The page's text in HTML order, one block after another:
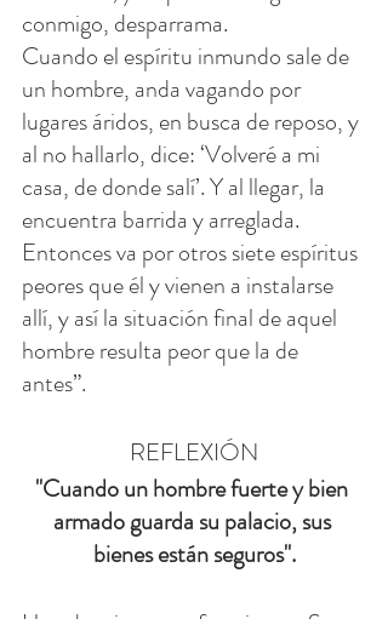
conmigo, desparrama.
Cuando el espíritu inmundo sale de
un hombre, anda vagando por
lugares áridos, en busca de reposo, y
al no hallarlo, dice: ‘Volveré a mi
casa, de donde salí’. Y al llegar, la
encuentra barrida y arreglada.
Entonces va por otros siete espíritus
peores que él y vienen a instalarse
allí, y así la situación final de aquel
hombre resulta peor que la de
antes”.
REFLEXIÓN
"Cuando un hombre fuerte y bien
armado guarda su palacio, sus
bienes están seguros".